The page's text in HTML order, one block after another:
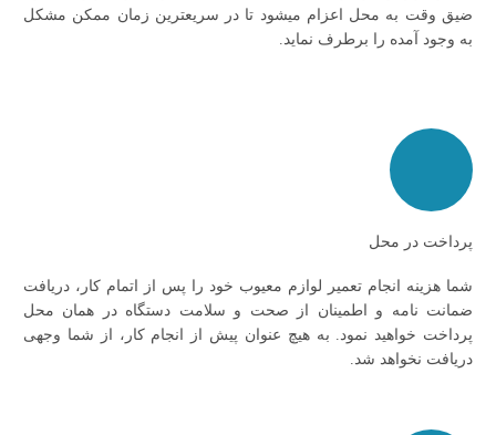
ضیق وقت به محل اعزام میشود تا در سریعترین زمان ممکن مشکل
به وجود آمده را برطرف نماید.
پرداخت در محل
شما هزینه انجام تعمیر لوازم معیوب خود را پس از اتمام کار، دریافت
ضمانت نامه و اطمینان از صحت و سلامت دستگاه در همان محل
پرداخت خواهید نمود. به هیچ عنوان پیش از انجام کار، از شما وجهی
دریافت نخواهد شد.